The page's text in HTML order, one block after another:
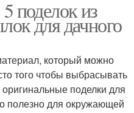
поделок из
для дачного
который можно
того чтобы выбрасывать
поделки для
полезно для окружающей